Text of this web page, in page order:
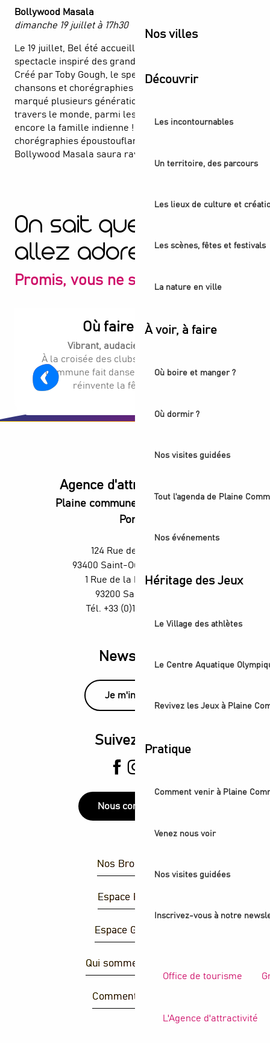
Nos villes
Découvrir
Les incontournables
Un territoire, des parcours
Les lieux de culture et
Les scènes, fêtes et festivals
La nature en ville
À voir, à faire
Où boire et manger ?
Où dormir ?
Nos visites guidées
Tout l'agenda de Plaine
Nos événements
Héritage des Jeux
Le Village des athlètes
Le Centre Aquatique
Revivez les Jeux à Plaine
Pratique
Comment venir à Plaine
Venez nous voir
Nos visites guidées
Inscrivez-vous à notre
Office de tourisme
L'Agence d'attractivité
Bollywood Masala
dimanche 19 juillet à 17h30
Le 19 juillet, Bel été accueille Bollywood Masala, un
spectacle inspiré des grands succès du cinéma indien.
Créé par Toby Gough, le spectacle met à l’honneur les
chansons et chorégraphies issues de films qui ont
marqué plusieurs générations de spectateur·rices à
travers le monde, parmi lesquels Devdas, Laagan ou
encore la famille indienne ! À travers des
chorégraphies époustouflantes et une histoire unique,
Bollywood Masala saura ravir toute la famille !
On sait que vous
allez adorer
Promis, vous ne serez pas déçu
Où faire la fête ?
Vibrant, audacieux, électrisant.
À la croisée des clubs et tiers-lieux, Plaine
Commune fait danser les noctambules et
réinvente la fête sans limite.
Agence d'attractivité POP
Plaine commune vous Ouvre ses
Portes
124 Rue des Rosiers,
93400 Saint-Ouen-sur-Seine
1 Rue de la République,
93200 Saint-Denis
Tél. +33 (0)1 55 870 870
Newsletter
Je m'inscris
Suivez-nous
Nous contacter
Nos Brochures
Espace Presse
Espace Groupes
Qui sommes-nous ?
Comment venir ?